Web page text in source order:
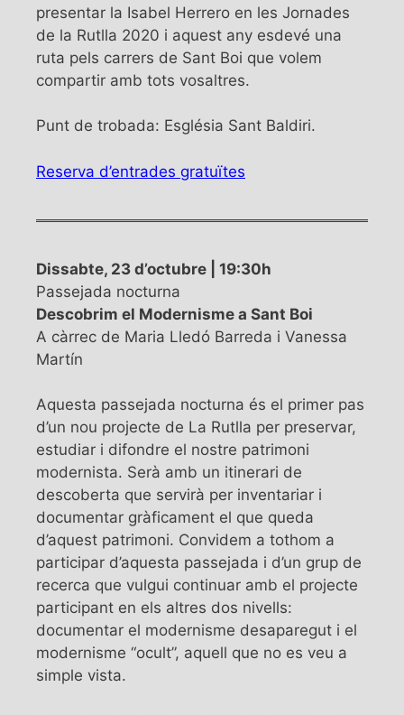
presentar la Isabel Herrero en les Jornades
de la Rutlla 2020 i aquest any esdevé una
ruta pels carrers de Sant Boi que volem
compartir amb tots vosaltres.
Punt de trobada: Església Sant Baldiri.
Reserva d’entrades gratuïtes
Dissabte, 23 d’octubre | 19:30h
Passejada nocturna
Descobrim el Modernisme a Sant Boi
A càrrec de Maria Lledó Barreda i Vanessa
Martín
Aquesta passejada nocturna és el primer pas
d’un nou projecte de La Rutlla per preservar,
estudiar i difondre el nostre patrimoni
modernista. Serà amb un itinerari de
descoberta que servirà per inventariar i
documentar gràficament el que queda
d’aquest patrimoni. Convidem a tothom a
participar d’aquesta passejada i d’un grup de
recerca que vulgui continuar amb el projecte
participant en els altres dos nivells:
documentar el modernisme desaparegut i el
modernisme “ocult”, aquell que no es veu a
simple vista.